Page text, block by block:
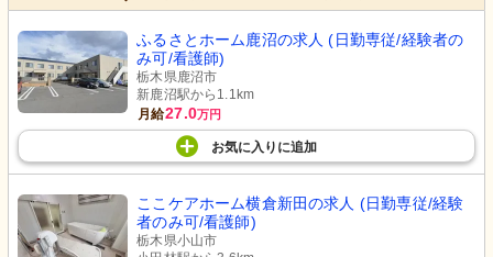
ふるさとホーム鹿沼の求人 (日勤専従/経験者の
み可/看護師)
栃木県鹿沼市
新鹿沼駅から1.1km
月給27.0万円
お気に入り に追加
ここケアホーム横倉新田の求人 (日勤専従/経験
者のみ可/看護師)
栃木県小山市